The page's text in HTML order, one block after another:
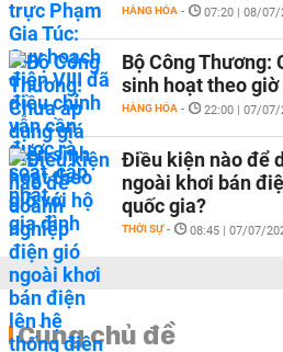
HÀNG HÓA - 07:20 | 08/07/
Bộ Công Thương:
sinh hoạt theo
HÀNG HÓA - 22:00 | 07/07/
Điều kiện nào để
ngoài khơi bán
quốc gia?
THỜI SỰ - 08:45 | 07/07/
Cùng chủ đề